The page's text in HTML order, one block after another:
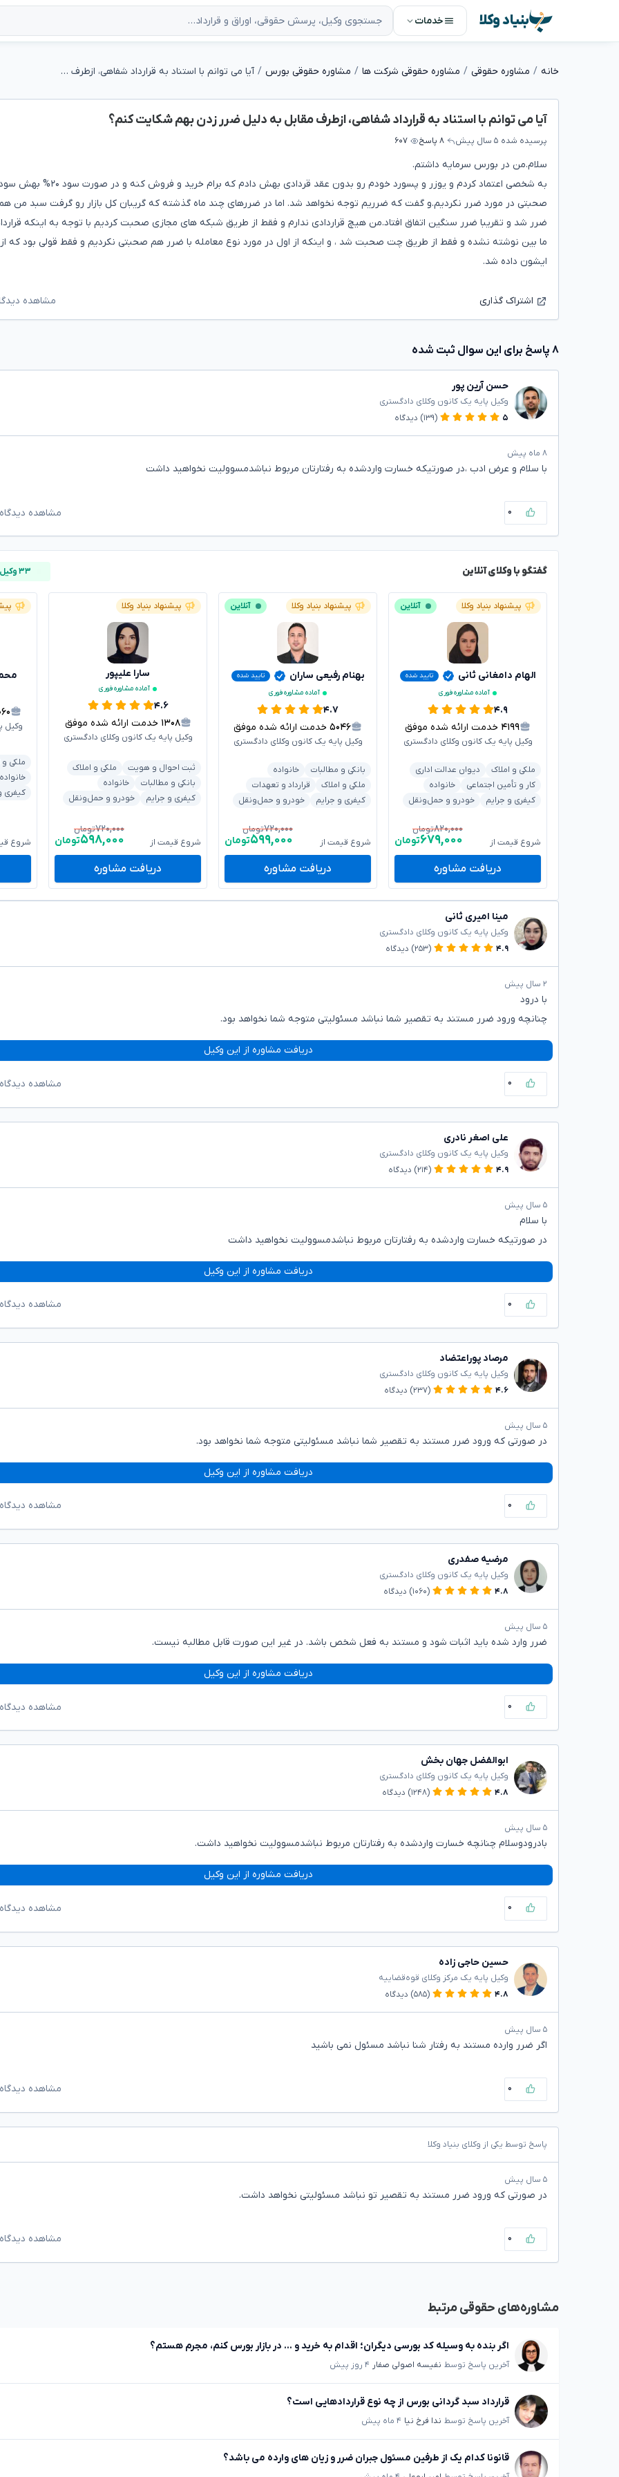
بنیاد وکلا خدمات
خانه مشاوره حقوقی مشاوره حقوقی شرکت ها مشاوره حقوقی بورس آیا می توانم با استناد به قرارداد شفاهی، ازطرف مقابل به دلیل ضرر زدن بهم شکایت کنم؟
آیا می توانم با استناد به قرارداد شفاهی، ازطرف مقابل به دلیل ضرر زدن بهم شکایت کنم؟
پرسیده شده ۵ سال پیش ۸ پاسخ ۶۰۷
سلام.من در بورس سرمایه داشتم.
به شخصی اعتماد کردم و یوزر و پسورد خودم رو بدون عقد قردادی بهش دادم که برام
صحبتی در مورد ضرر نکردیم.و گفت که ضرریم توجه نخواهد شد. اما در ضررهای چند ماه گذشته که گریبان کل بازار رو گرفت سبد من
ضرر شد و تقریبا ضرر سنگین اتفاق افتاد.من هیچ قراردادی ندارم و فقط از طریق شبکه های مجازی صحبت کردیم با توجه به اینکه
ما بین نوشته نشده و فقط از طریق چت صحبت شد ، و اینکه از اول در مورد نوع معامله با ضرر هم صحبتی نکردیم و فقط قولی بود که
ایشون داده شد.
اشتراک گذاری مشاهده
۸ پاسخ برای این سوال ثبت شده
حسن آرین پور
وکیل پایه یک کانون وکلای دادگستری
۵
(۱۳۹) دیدگاه
۸ ماه پیش
با سلام و عرض ادب ،در صورتیکه خسارت واردشده به رفتارتان مربوط نباشدمسوولیت نخواهید داشت
۰ مشاهده
گفتگو با وکلای آنلاین ۳۳ وکیل آنلاین
پیشنهاد بنیاد وکلا آنلاین
الهام دامغانی ثانی
تایید شده
آماده مشاوره فوری
۴.۹
۴۱۹۹ خدمت ارائه شده موفق
وکیل پایه یک کانون وکلای دادگستری
ملکی و املاک
دیوان عدالت اداری
کار و تأمین اجتماعی
خانواده
کیفری و جرایم
خودرو و حمل‌ونقل
شروع قیمت از
۸۲۰,۰۰۰تومان
۶۷۹,۰۰۰تومان
دریافت مشاوره
پیشنهاد بنیاد وکلا آنلاین
بهنام رفیعی ساران
تایید شده
آماده مشاوره فوری
۴.۷
۵۰۴۶ خدمت ارائه شده موفق
وکیل پایه یک کانون وکلای دادگستری
بانکی و مطالبات
خانواده
ملکی و املاک
قرارداد و تعهدات
کیفری و جرایم
خودرو و حمل‌ونقل
شروع قیمت از
۷۲۰,۰۰۰تومان
۵۹۹,۰۰۰تومان
دریافت مشاوره
پیشنهاد بنیاد وکلا
سارا علیپور
آماده مشاوره فوری
۴.۶
۱۳۰۸ خدمت ارائه شده موفق
وکیل پایه یک کانون وکلای دادگستری
ثبت احوال و هویت
ملکی و املاک
بانکی و مطالبات
خانواده
کیفری و جرایم
خودرو و حمل‌ونقل
شروع قیمت از
۷۲۰,۰۰۰تومان
۵۹۸,۰۰۰تومان
دریافت مشاوره
وکیل
ملکی و
خانواده
کیفری
شروع
مینا امیری ثانی
وکیل پایه یک کانون وکلای دادگستری
۴.۹
(۲۵۳) دیدگاه
۲ سال پیش
با درود
چنانچه ورود ضرر مستند به تقصیر شما نباشد مسئولیتی متوجه شما نخواهد بود.
دریافت مشاوره از این وکیل
۰ مشاهده
علی اصغر نادری
وکیل پایه یک کانون وکلای دادگستری
۴.۹
(۲۱۴) دیدگاه
۵ سال پیش
با سلام
در صورتیکه خسارت واردشده به رفتارتان مربوط نباشدمسوولیت نخواهید داشت
دریافت مشاوره از این وکیل
۰ مشاهده
مرصاد پوراعتضاد
وکیل پایه یک کانون وکلای دادگستری
۴.۶
(۲۳۷) دیدگاه
۵ سال پیش
در صورتی که ورود ضرر مستند به تقصیر شما نباشد مسئولیتی متوجه شما نخواهد بود.
دریافت مشاوره از این وکیل
۰ مشاهده
مرضیه صفدری
وکیل پایه یک کانون وکلای دادگستری
۴.۸
(۱۰۶۰) دیدگاه
۵ سال پیش
ضرر وارد شده باید اثبات شود و مستند به فعل شخص باشد. در غیر این صورت قابل مطالبه نیست.
دریافت مشاوره از این وکیل
۰ مشاهده
ابوالفضل جهان بخش
وکیل پایه یک کانون وکلای دادگستری
۴.۸
(۱۲۴۸) دیدگاه
۵ سال پیش
بادرودوسلام چنانچه خسارت واردشده به رفتارتان مربوط نباشدمسوولیت نخواهید داشت.
دریافت مشاوره از این وکیل
۰ مشاهده
حسین حاجی زاده
وکیل پایه یک مرکز وکلای قوه‌قضاییه
۴.۸
(۵۸۵) دیدگاه
۵ سال پیش
اگر ضرر وارده مستند به رفتار شنا نباشد مسئول نمی باشید
۰ مشاهده
پاسخ توسط یکی از وکلای بنیاد وکلا
۵ سال پیش
در صورتی که ورود ضرر مستند به تقصیر تو نباشد مسئولیتی نخواهد داشت‌.
۰ مشاهده
مشاوره‌های حقوقی مرتبط
اگر بنده به وسیله کد بورسی دیگران؛ اقدام به خرید و ... در بازار بورس کنم، مجرم هستم؟
آخرین پاسخ توسط نفیسه اصولی صفار ۴ روز پیش
قرارداد سبد گردانی بورس از چه نوع قراردادهایی است؟
آخرین پاسخ توسط ندا فرخ نیا ۴ ماه پیش
قانونا کدام یک از طرفین مسئول جبران ضرر و زیان های وارده می باشد؟